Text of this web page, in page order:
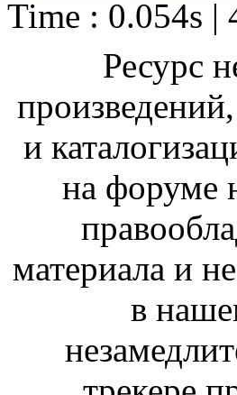
Time : 0.054s |
Ресурс
и
на форуме
материала и
в